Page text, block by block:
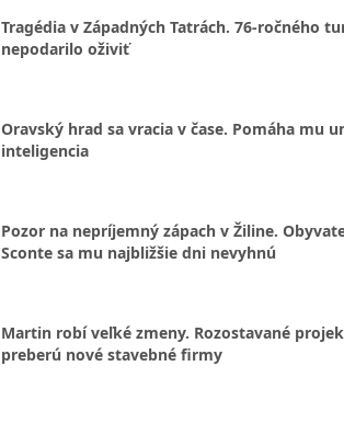
Tragédia v Západných Tatrách. 76-ročného
nepodarilo oživiť
Oravský hrad sa vracia v čase. Pomáha mu
inteligencia
Pozor na nepríjemný zápach v Žiline.
Sconte sa mu najbližšie dni nevyhnú
Martin robí veľké zmeny. Rozostavané
preberú nové stavebné firmy